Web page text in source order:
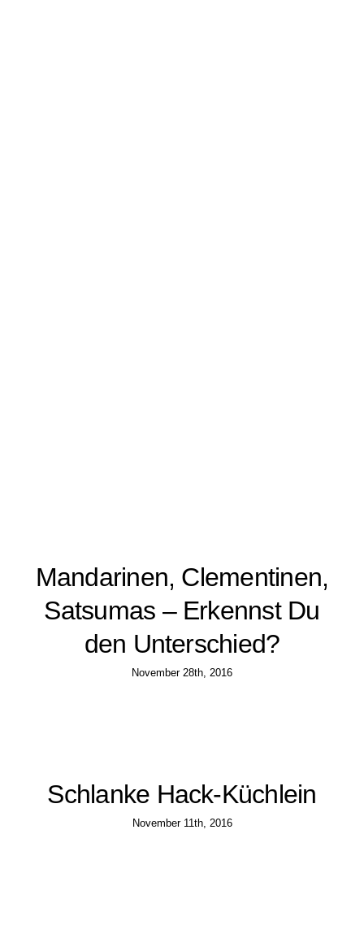
Mandarinen, Clementinen,
Satsumas – Erkennst Du
den Unterschied?
November 28th, 2016
Schlanke Hack-Küchlein
November 11th, 2016